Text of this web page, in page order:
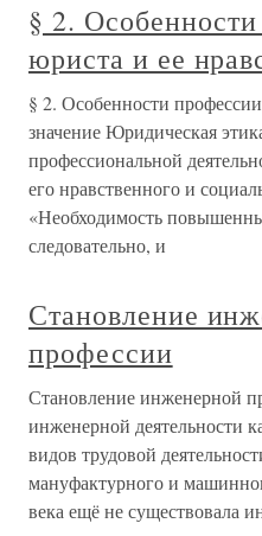
§ 2.
юриста и ее
§ 2. Особенности
значение Юридическая
профессиональной
его нравственного и
«Необходимость
следовательно, и
Становление
профессии
Становление инженерной
инженерной деятельности
видов трудовой
мануфактурного и
века ещё не существовала